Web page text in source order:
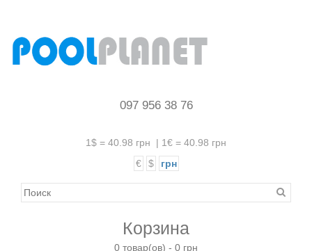
097 956 38 76
1$ = 40.98 грн | 1€ = 40.98 грн
€
$ грн
Корзина
0 товар(ов) - 0 грн